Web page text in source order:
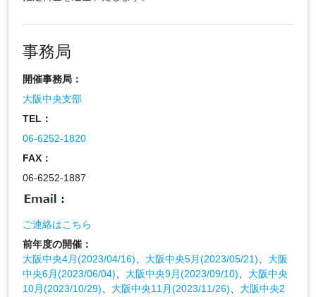
事務局
開催事務局：
大阪中央支部
TEL：
06-6252-1820
FAX：
06-6252-1887
ご連絡はこちら
前年度の開催：
大阪中央4月(2023/04/16)
大阪中央5月(2023/05/21)
大阪
中央6月(2023/06/04)
大阪中央9月(2023/09/10)
大阪中央
10月(2023/10/29)
大阪中央11月(2023/11/26) 大阪中央2